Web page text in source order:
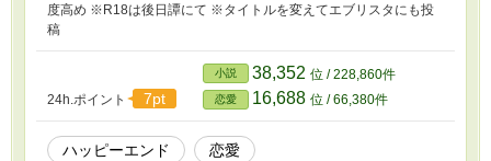
度高め ※R18は後日譚にて ※タイトルを変えてエブリスタにも投
稿
24h.ポイント 7pt
小説 38,352 位 / 228,860件
恋愛 16,688 位 / 66,380件
ハッピーエンド 恋愛